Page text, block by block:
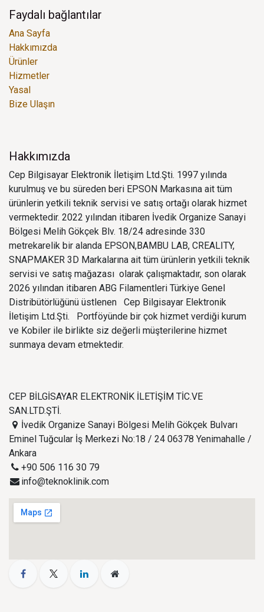
Faydalı bağlantılar
Ana Sayfa
Hakkımızda
Ürünler
Hizmetler
Yasal
Bize Ulaşın
Hakkımızda
Cep Bilgisayar Elektronik İletişim Ltd.Şti. 1997 yılında
kurulmuş ve bu süreden beri EPSON Markasına ait tüm
ürünlerin yetkili teknik servisi ve satış ortağı olarak hizmet
vermektedir. 2022 yılından itibaren İvedik Organize Sanayi
Bölgesi Melih Gökçek Blv. 18/24 adresinde 330
metrekarelik bir alanda EPSON,BAMBU LAB, CREALITY,
SNAPMAKER 3D Markalarına ait tüm ürünlerin yetkili teknik
servisi ve satış mağazası olarak çalışmaktadır, son olarak
2026 yılından itibaren ABG Filamentleri Türkiye Genel
Distribütörlüğünü üstlenen Cep Bilgisayar Elektronik
İletişim Ltd.Şti. Portföyünde bir çok hizmet verdiği kurum
ve Kobiler ile birlikte siz değerli müşterilerine hizmet
sunmaya devam etmektedir.
CEP BİLGİSAYAR ELEKTRONİK İLETİŞİM TİC.VE
SAN.LTD.ŞTİ.
İvedik Organize Sanayi Bölgesi Melih Gökçek Bulvarı
Eminel Tuğcular İş Merkezi No:18 / 24 06378 Yenimahalle /
Ankara
+90 506 116 30 79
info@teknoklinik.com